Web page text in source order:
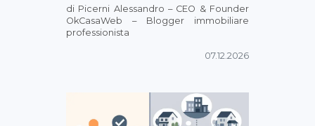
di Picerni Alessandro – CEO & Founder
OkCasaWeb – Blogger immobiliare
professionista
07.12.2026